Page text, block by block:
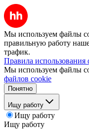
Мы используем файлы
правильную работу
трафик.
Правила использования
Мы используем файлы
файлов cookie
Понятно
Ищу работу
Ищу работу
Ищу работу